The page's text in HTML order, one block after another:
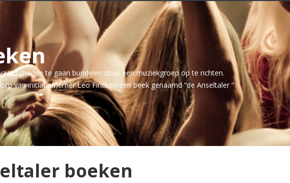
te gaan bundelen door een muziekgroep op te richten.
van initiatiefnemer Leo Fincken een beek genaamd “de Anseltaler “
boeken